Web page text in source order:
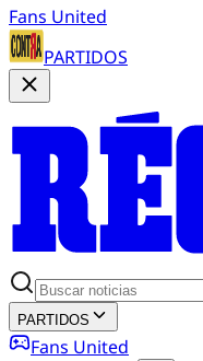
Fans United
PARTIDOS
PARTIDOS
Fans United